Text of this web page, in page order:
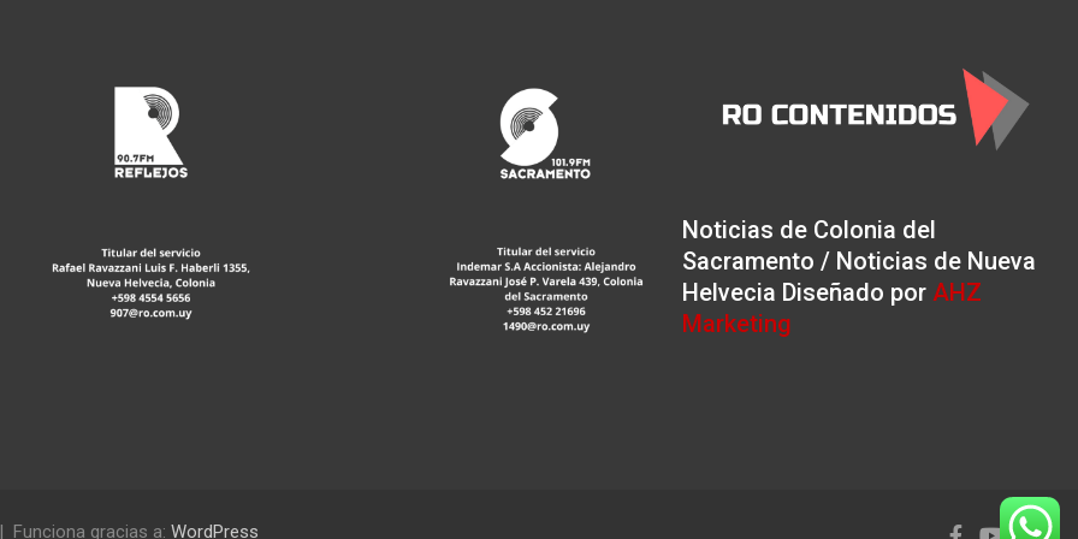
Noticias de Colonia del
Sacramento / Noticias de Nueva
Helvecia Diseñado por AHZ
Marketing
Funciona gracias a: WordPress